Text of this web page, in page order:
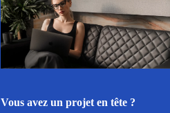
Vous avez un projet en tête ?